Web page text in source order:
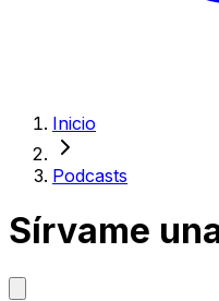
Inicio
Podcasts
Sírvame